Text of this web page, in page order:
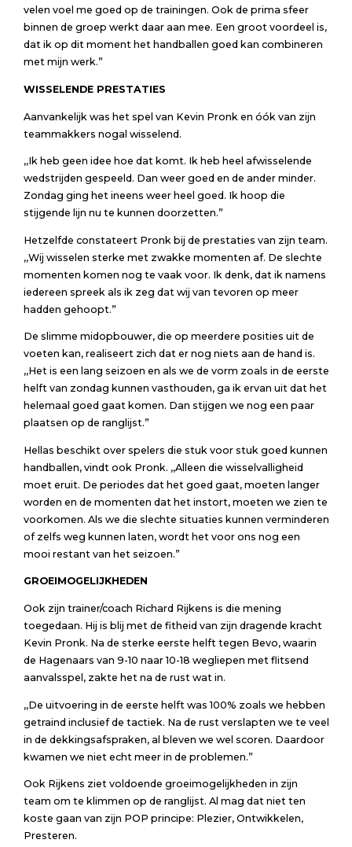
velen voel me goed op de trainingen. Ook de prima sfeer
binnen de groep werkt daar aan mee. Een groot voordeel is,
dat ik op dit moment het handballen goed kan combineren
met mijn werk.”
WISSELENDE PRESTATIES
Aanvankelijk was het spel van Kevin Pronk en óók van zijn
teammakkers nogal wisselend.
,,Ik heb geen idee hoe dat komt. Ik heb heel afwisselende
wedstrijden gespeeld. Dan weer goed en de ander minder.
Zondag ging het ineens weer heel goed. Ik hoop die
stijgende lijn nu te kunnen doorzetten.”
Hetzelfde constateert Pronk bij de prestaties van zijn team.
,,Wij wisselen sterke met zwakke momenten af. De slechte
momenten komen nog te vaak voor. Ik denk, dat ik namens
iedereen spreek als ik zeg dat wij van tevoren op meer
hadden gehoopt.”
De slimme midopbouwer, die op meerdere posities uit de
voeten kan, realiseert zich dat er nog niets aan de hand is.
,,Het is een lang seizoen en als we de vorm zoals in de eerste
helft van zondag kunnen vasthouden, ga ik ervan uit dat het
helemaal goed gaat komen. Dan stijgen we nog een paar
plaatsen op de ranglijst.”
Hellas beschikt over spelers die stuk voor stuk goed kunnen
handballen, vindt ook Pronk. ,,Alleen die wisselvalligheid
moet eruit. De periodes dat het goed gaat, moeten langer
worden en de momenten dat het instort, moeten we zien te
voorkomen. Als we die slechte situaties kunnen verminderen
of zelfs weg kunnen laten, wordt het voor ons nog een
mooi restant van het seizoen.”
GROEIMOGELIJKHEDEN
Ook zijn trainer/coach Richard Rijkens is die mening
toegedaan. Hij is blij met de fitheid van zijn dragende kracht
Kevin Pronk. Na de sterke eerste helft tegen Bevo, waarin
de Hagenaars van 9-10 naar 10-18 wegliepen met flitsend
aanvalsspel, zakte het na de rust wat in.
,,De uitvoering in de eerste helft was 100% zoals we hebben
getraind inclusief de tactiek. Na de rust verslapten we te veel
in de dekkingsafspraken, al bleven we wel scoren. Daardoor
kwamen we niet echt meer in de problemen.”
Ook Rijkens ziet voldoende groeimogelijkheden in zijn
team om te klimmen op de ranglijst. Al mag dat niet ten
koste gaan van zijn POP principe: Plezier, Ontwikkelen,
Presteren.